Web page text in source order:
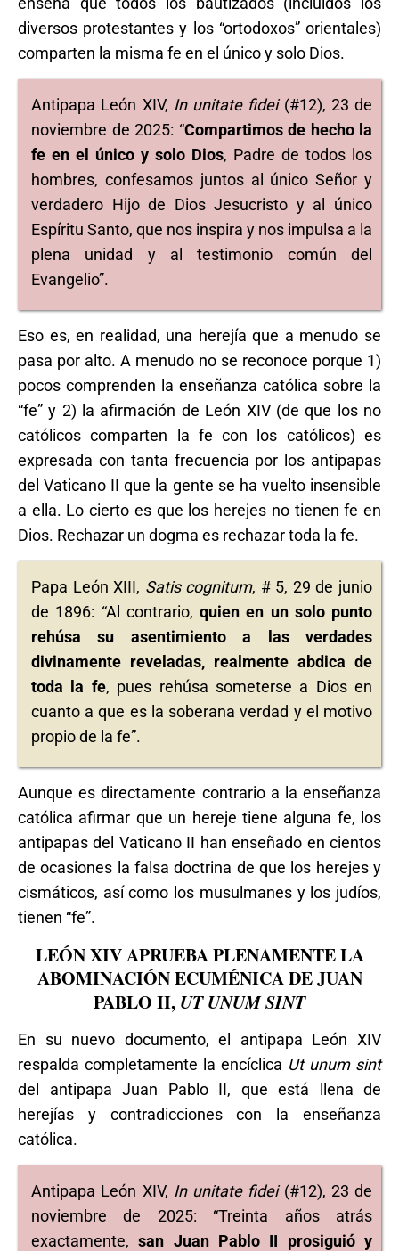
diversos protestantes y los “ortodoxos” orientales)
comparten la misma fe en el único y solo Dios.
Antipapa León XIV, In unitate fidei(#12), 23 de
noviembre de 2025: “Compartimos de hecho la
fe en el único y solo Dios, Padre de todos los
hombres, confesamos juntos al único Señor y
verdadero Hijo de Dios Jesucristo y al único
Espíritu Santo, que nos inspira y nos impulsa a la
plena unidad y al testimonio común del
Evangelio”.
Eso es, en realidad, una herejía que a menudo se
pasa por alto. A menudo no se reconoce porque 1)
pocos comprenden la enseñanza católica sobre la
“fe” y 2) la afirmación de León XIV (de que los no
católicos comparten la fe con los católicos) es
expresada con tanta frecuencia por los antipapas
del Vaticano II que la gente se ha vuelto insensible
a ella. Lo cierto es que los herejes no tienen fe en
Dios. Rechazar un dogma es rechazar toda la fe.
Papa León XIII, Satis cognitum, # 5, 29 de junio
de 1896: “Al contrario, quien en un solo punto
rehúsa su asentimiento a las verdades
divinamente reveladas, realmente abdica de
toda la fe, pues rehúsa someterse a Dios en
cuanto a que es la soberana verdad y el motivo
propio de la fe”.
Aunque es directamente contrario a la enseñanza
católica afirmar que un hereje tiene alguna fe, los
antipapas del Vaticano II han enseñado en cientos
de ocasiones la falsa doctrina de que los herejes y
cismáticos, así como los musulmanes y los judíos,
tienen “fe”.
LEÓN XIV APRUEBA PLENAMENTE LA
ABOMINACIÓN ECUMÉNICA DE JUAN
PABLO II, UT UNUM SINT
En su nuevo documento, el antipapa León XIV
respalda completamente la encíclica Ut unum sint
del antipapa Juan Pablo II, que está llena de
herejías y contradicciones con la enseñanza
católica.
Antipapa León XIV, In unitate fidei (#12), 23 de
noviembre de 2025: “Treinta años atrás
exactamente,san Juan Pablo II prosiguió y